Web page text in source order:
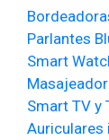
Parlantes
Smart
Smart TV y
Auriculares